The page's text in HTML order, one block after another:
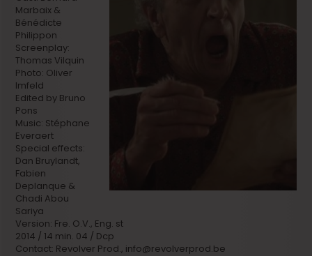
Marbaix &
Bénédicte
Philippon
Screenplay:
Thomas Vilquin
Photo: Oliver
Imfeld
Edited by Bruno
Pons
Music: Stéphane
Everaert
Special effects:
Dan Bruylandt,
Fabien
Deplanque &
Chadi Abou
Sariya
Version: Fre. O.V., Eng. st
2014 / 14 min. 04 / Dcp
Contact: Revolver Prod., info@revolverprod.be